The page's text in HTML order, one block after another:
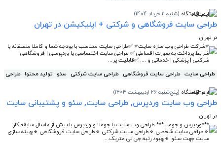
در ایستگاه (شنبه 11 خرداد 1404)
طراحی سایت فروشگاهی و شرکتی + اپلیکیشن در تهران
در تهران
⭐شرکت طراحی وب سازه سایت⭐️ ✅طراحی سایت متناسب با بودجه شما و کاملا منصفانه با
شرایط پرداخت به صورت اقساطی ✅ طراحی سایت اختصاصی یا وردپرسی | فروشگاهی |
شرکتی | پزشکی | خدماتی و .... ✅قابلیت پر...
طراحی سایت طراحی سایت فروشگاهی طراحی سایت شرکتی سئو تولید محتوا طراحی
در ایستگاه (پنج‌شنبه 26 اردیبهشت 1404)
طراحی وب سایت وردپرس, طراحی سایت, سئو و پشتیبانی سایت
در تهران
***وردپرس و جوملا *** طراحی وب سایت با جوملا و وردپرس با بیش از 10سال سابقه کار
🔹طراحی سایت شخصی 🔹️طراحی سایت شرکتی 🔹️طراحی سایت فروشگاهی 🔸️بهینه سازی
سایت جهت سئو 🔸️بهبود رتبه جی تی متریک...